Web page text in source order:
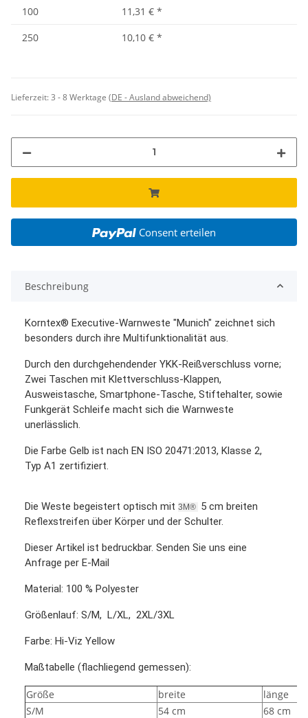
100
11,31 € *
250
10,10 € *
Lieferzeit:3 - 8 Werktage (DE - Ausland abweichend)
Consent erteilen
Beschreibung
Korntex® Executive-Warnweste "Munich" zeichnet sich
besonders durch ihre Multifunktionalität aus.
Durch den durchgehendender YKK-Reißverschluss vorne;
Zwei Taschen mit Klettverschluss-Klappen,
Ausweistasche, Smartphone-Tasche, Stiftehalter, sowie
Funkgerät Schleife macht sich die Warnweste
unerlässlich.
Die Farbe Gelb ist nach EN ISO 20471:2013, Klasse 2,
Typ A1 zertifiziert.
Die Weste begeistert optisch mit 3M® 5 cm breiten
Reflexstreifen über Körper und der Schulter.
Dieser Artikel ist bedruckbar. Senden Sie uns eine
Anfrage per E-Mail
Material: 100 % Polyester
Größenlauf: S/M, L/XL, 2XL/3XL
Farbe: Hi-Viz Yellow
Maßtabelle (flachliegend gemessen):
Größe breite
länge
S/M
54 cm 68 cm